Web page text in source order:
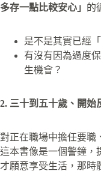
多存一點比較安心」 的
是不是其實已經
有沒有因為過度
生機會？
2. 三十到五十歲、開始
對正在職場中擔任要職
這本書像是一個警鐘，
才願意享受生活，那時